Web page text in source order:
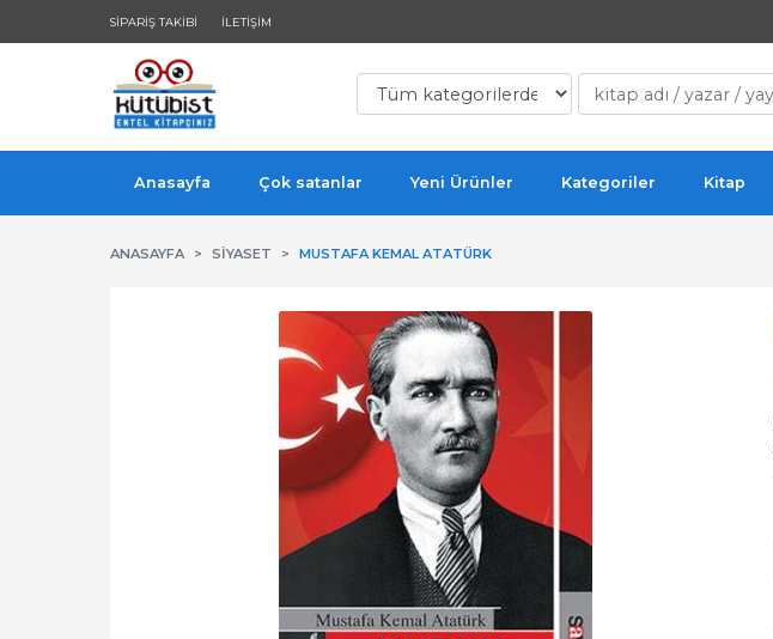
SIPARIŞ TAKIBI İLETIŞIM
Anasayfa Çok satanlar Yeni Ürünler Kategoriler Kitap
ANASAYFA SIYASET MUSTAFA KEMAL ATATÜRK